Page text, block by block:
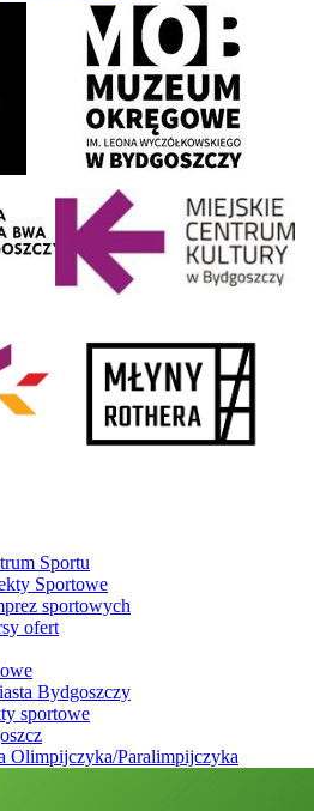
Sportu
Sportowe
sportowych
ofert
Bydgoszczy
sportowe
Olimpijczyka/Paralimpijczyka